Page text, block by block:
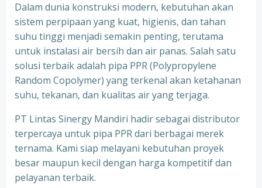
Dalam dunia konstruksi modern, kebutuhan akan
sistem perpipaan yang kuat, higienis, dan tahan
suhu tinggi menjadi semakin penting, terutama
untuk instalasi air bersih dan air panas. Salah satu
solusi terbaik adalah pipa PPR (Polypropylene
Random Copolymer) yang terkenal akan ketahanan
suhu, tekanan, dan kualitas air yang terjaga.
PT Lintas Sinergy Mandiri hadir sebagai distributor
terpercaya untuk pipa PPR dari berbagai merek
ternama. Kami siap melayani kebutuhan proyek
besar maupun kecil dengan harga kompetitif dan
pelayanan terbaik.